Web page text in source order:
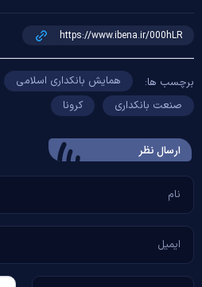
برچسب ها: همایش بانکداری اسلامی
صنعت بانکداری
کرونا
ارسال‌ نظر